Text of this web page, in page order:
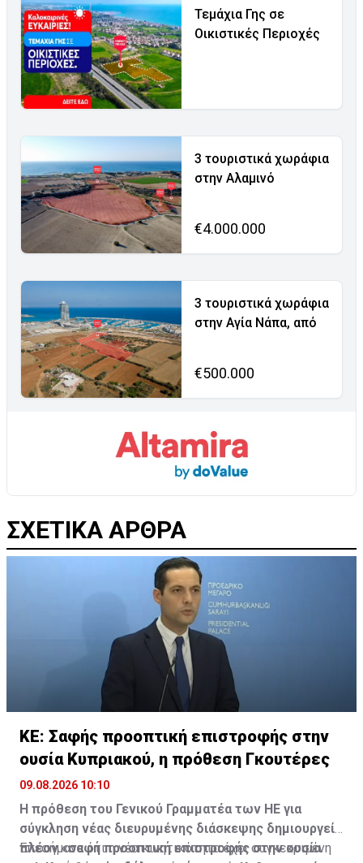
Τεμάχια Γης σε
Οικιστικές Περιοχές
3 τουριστικά χωράφια
στην Αλαμινό
€4.000.000
3 τουριστικά χωράφια
στην Αγία Νάπα, από
€500.000
ΣΧΕΤΙΚΑ ΑΡΘΡΑ
ΚΕ: Σαφής προοπτική επιστροφής στην
ουσία Κυπριακού, η πρόθεση Γκουτέρες
09.08.2026 10:10
Η πρόθεση του Γενικού Γραμματέα των ΗΕ για
σύγκληση νέας διευρυμένης διάσκεψης δημιουργεί
πλέον «σαφή προοπτική επιστροφής στην ουσία
Επεσήμανε ότι η νέα κινητικότητα έχει συγκεκριμένη